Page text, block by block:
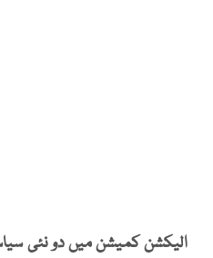
الیکشن کمیشن میں دو نئی